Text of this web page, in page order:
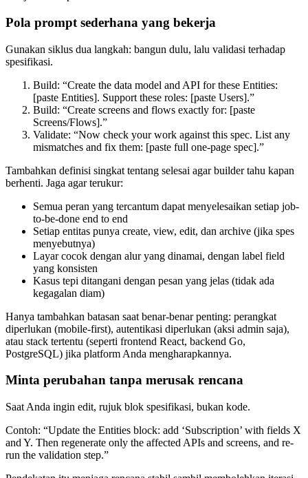
Pola prompt sederhana yang bekerja
Gunakan siklus dua langkah: bangun dulu, lalu validasi terhadap
spesifikasi.
Build: “Create the data model and API for these Entities:
[paste Entities]. Support these roles: [paste Users].”
Build: “Create screens and flows exactly for: [paste
Screens/Flows].”
Validate: “Now check your work against this spec. List any
mismatches and fix them: [paste full one-page spec].”
Tambahkan definisi singkat tentang selesai agar builder tahu kapan
berhenti. Jaga agar terukur:
Semua peran yang tercantum dapat menyelesaikan setiap job-
to-be-done end to end
Setiap entitas punya create, view, edit, dan archive (jika spes
menyebutnya)
Layar cocok dengan alur yang dinamai, dengan label field
yang konsisten
Kasus tepi ditangani dengan pesan yang jelas (tidak ada
kegagalan diam)
Hanya tambahkan batasan saat benar-benar penting: perangkat
diperlukan (mobile-first), autentikasi diperlukan (aksi admin saja),
atau stack tertentu (seperti frontend React, backend Go,
PostgreSQL) jika platform Anda mengharapkannya.
Minta perubahan tanpa merusak rencana
Saat Anda ingin edit, rujuk blok spesifikasi, bukan kode.
Contoh: “Update the Entities block: add ‘Subscription’ with fields X
and Y. Then regenerate only the affected APIs and screens, and re-
run the validation step.”